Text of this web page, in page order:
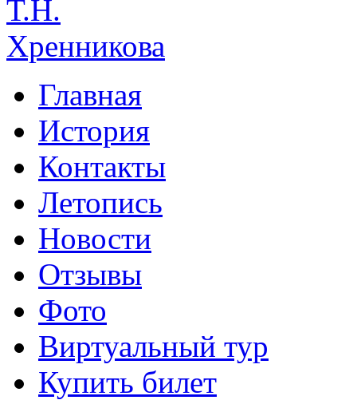
Главная
История
Контакты
Летопись
Новости
Отзывы
Фото
Виртуальный тур
Купить билет